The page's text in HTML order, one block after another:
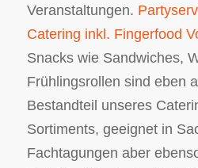
Veranstaltungen.
Catering inkl. Fingerfood
Snacks wie Sandwiches,
Frühlingsrollen sind eben
Bestandteil unseres
Sortiments, geeignet in
Fachtagungen aber